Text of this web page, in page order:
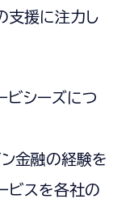
支援に注力し
ビシーズにつ
金融の経験を
ビスを各社の